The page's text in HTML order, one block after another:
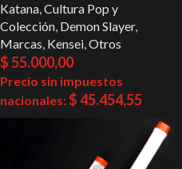
Katana,Cultura Pop y
Colección, Demon Slayer,
Marcas, Kensei,Otros
$55.000,00
Precio sin impuestos
nacionales:$45.454,55